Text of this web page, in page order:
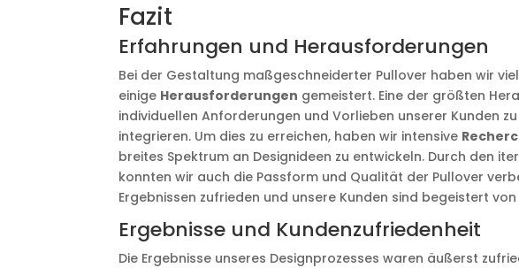
Fazit
Erfahrungen und Herausforderungen
Bei der Gestaltung maßgeschneiderter Pullover haben wir
einige Herausforderungen gemeistert. Eine der größten
individuellen Anforderungen und Vorlieben unserer Kunden
integrieren. Um dies zu erreichen, haben wir intensive
breites Spektrum an Designideen zu entwickeln. Durch den
konnten wir auch die Passform und Qualität der Pullover
Ergebnissen zufrieden und unsere Kunden sind begeistert
Ergebnisse und Kundenzufriedenheit
Die Ergebnisse unseres Designprozesses waren äußerst